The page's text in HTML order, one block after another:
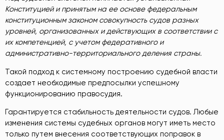
Конституцией и принятым на ее основе федеральным
конституционным законом совокупность судов разных
уровней, организованных и действующих в соответствии с
их компетенцией, с учетом федеративного и
административно-территориального деления страны.
Такой подход к системному построению судебной власти
создает необходимые предпосылки успешному
функционированию правосудия.
Гарантируется стабильность деятельности судов. Любые
изменения системы судебных органов могут иметь место
только путем внесения соответствующих поправок в